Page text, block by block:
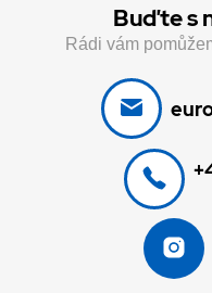
Buďte s
Rádi vám